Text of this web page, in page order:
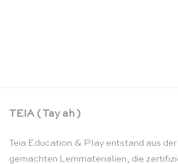
TEIA ( Tay ah )
Teia Education & Play entstand aus
gemachten Lernmaterialien, die